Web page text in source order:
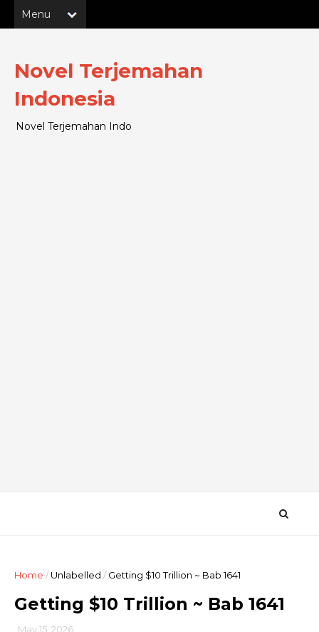
Novel Terjemahan
Indonesia
Novel Terjemahan Indo
Home /Unlabelled / Getting $10 Trillion ~ Bab 1641
Getting $10 Trillion ~ Bab 1641
May 15, 2026